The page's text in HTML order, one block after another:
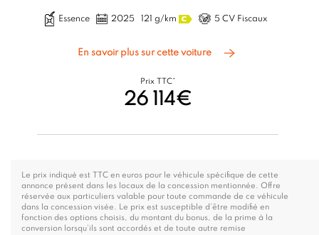
Essence 2025 121 g/km 5 CV Fiscaux
En savoir plus sur cette voiture
Prix TTC*
26 114€
Le prix indiqué est TTC en euros pour le véhicule spécifique de cette
annonce présent dans les locaux de la concession mentionnée. Offre
réservée aux particuliers valable pour toute commande de ce véhicule
dans la concession visée. Le prix est susceptible d’être modifié en
fonction des options choisis, du montant du bonus, de la prime à la
conversion lorsqu’ils sont accordés et de toute autre remise